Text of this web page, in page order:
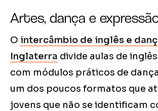
Artes, dança e
O intercâmbio de inglês e
Inglaterra divide aulas de
com módulos práticos de
um dos poucos formatos que
jovens que não se identificam